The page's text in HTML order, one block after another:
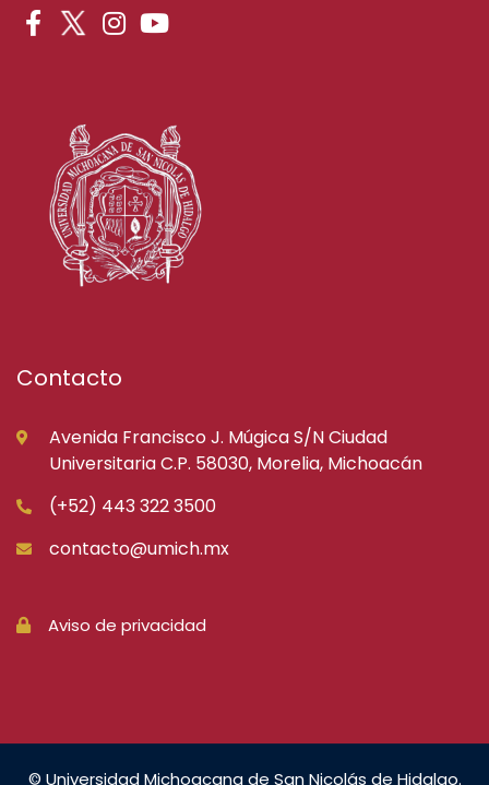
Contacto
Avenida Francisco J. Múgica S/N Ciudad
Universitaria C.P. 58030, Morelia, Michoacán
(+52) 443 322 3500
contacto@umich.mx
Aviso de privacidad
© Universidad Michoacana de San Nicolás de Hidalgo.